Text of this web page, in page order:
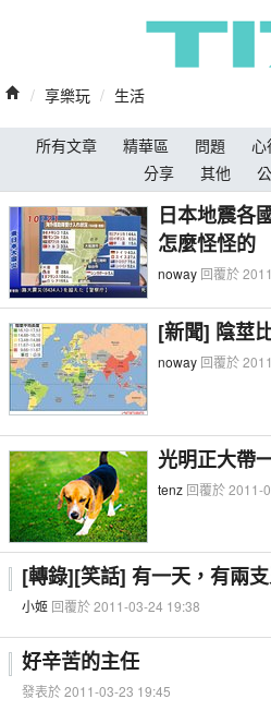
/ 享樂玩 / 生活
所有文章 精華區 問題 心
分享
其他
日本地震各
怎麼怪怪的
noway回覆於
[新聞] 陰莖
noway回覆於
光明正大帶
tenz回覆於 2011-
[轉錄][笑話] 有一天，有兩
小姬回覆於 2011-03-24 19:38
好辛苦的主任
發表於 2011-03-23 19:45